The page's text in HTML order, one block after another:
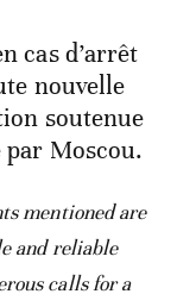
cas d’arrêt
nouvelle
soutenue
par Moscou.
mentioned are
and reliable
calls for a